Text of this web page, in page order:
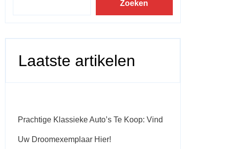
Zoeken
Laatste artikelen
Prachtige Klassieke Auto’s Te Koop: Vind
Uw Droomexemplaar Hier!